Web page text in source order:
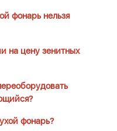
фонарь нельзя
на цену зенитных
фонарь?